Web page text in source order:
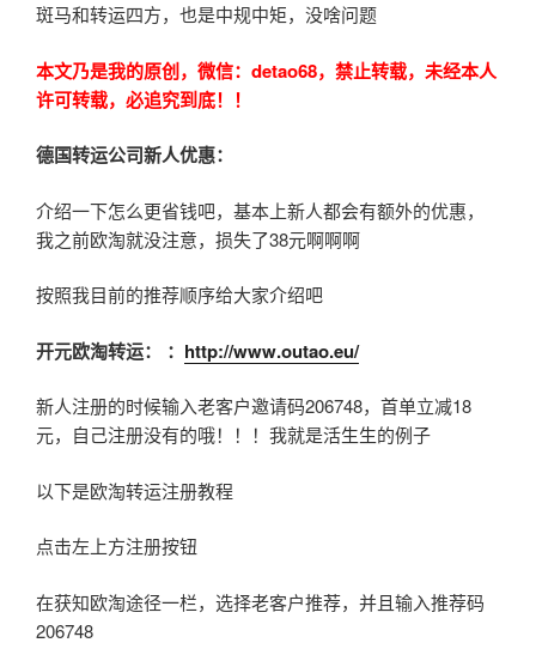
斑马和转运四方，也是中规中矩，没啥问题
本文乃是我的原创，微信： detao68，禁止转载，未经本人
许可转载， 必追究到底！！
德国转运公司新人优惠：
介绍一下怎么更省钱吧，基本上新人都会有额外的优惠，
我之前欧淘就没注意，损失了38元啊啊啊
按照我目前的推荐顺序给大家介绍吧
开元欧淘转运： ： http://www.outao.eu/
新人注册的时候输入老客户邀请码206748，首单立减18
元，自己注册没有的哦！！！我就是活生生的例子
以下是欧淘转运注册教程
点击左上方注册按钮
在获知欧淘途径一栏，选择老客户推荐，并且输入推荐码
206748